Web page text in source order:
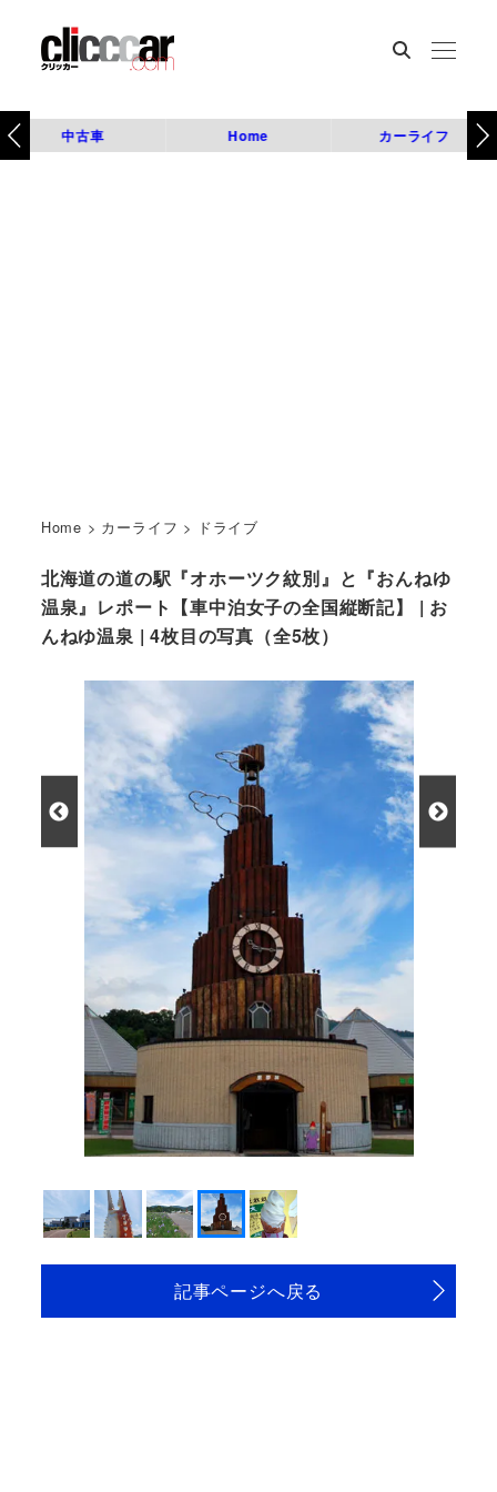
中古車 Home カーライフ
Home > カーライフ > ドライブ
北海道の道の駅『オホーツク紋別』と『おんねゆ
温泉』レポート【車中泊女子の全国縦断記】 | お
んねゆ温泉 | 4枚目の写真（全5枚）
記事ページへ戻る